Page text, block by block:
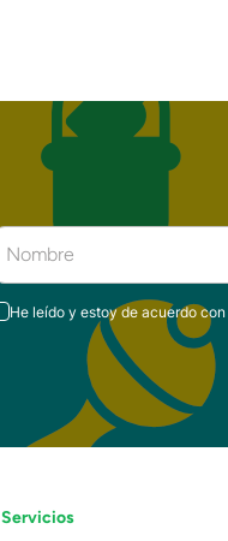
He leído y estoy de acuerdo con
Servicios